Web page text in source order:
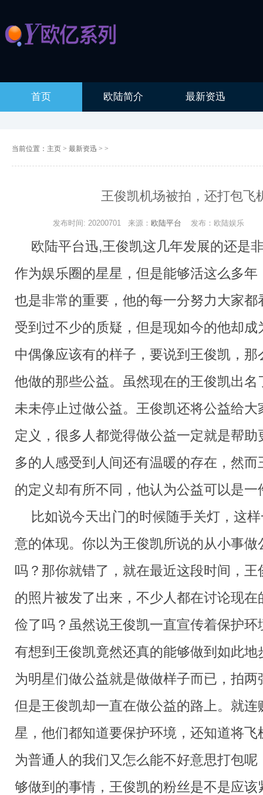
首页 欧陆简介 最新资迅
当前位置： 主页 > 最新资迅 > >
王俊凯机场被拍，还打包飞
发布时间: 20200701 来源： 欧陆平台 发布：欧陆娱乐
欧陆平台迅,王俊凯这几年发展的还是
作为娱乐圈的星星，但是能够活这么多年
也是非常的重要，他的每一分努力大家都
受到过不少的质疑，但是现如今的他却成
中偶像应该有的样子，要说到王俊凯，那
他做的那些公益。虽然现在的王俊凯出名
未未停止过做公益。王俊凯还将公益给大
定义，很多人都觉得做公益一定就是帮助
多的人感受到人间还有温暖的存在，然而
的定义却有所不同，他认为公益可以是一
比如说今天出门的时候随手关灯，这
意的体现。你以为王俊凯所说的从小事做
吗？那你就错了，就在最近这段时间，王
的照片被发了出来，不少人都在讨论现在
俭了吗？虽然说王俊凯一直宣传着保护环
有想到王俊凯竟然还真的能够做到如此地
为明星们做公益就是做做样子而已，拍两
但是王俊凯却一直在做公益的路上。就连
星，他们都知道要保护环境，还知道将飞
为普通人的我们又怎么能不好意思打包呢
够做到的事情，王俊凯的粉丝是不是应该